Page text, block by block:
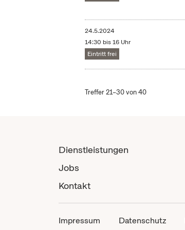
24.5.2024
14:30 bis 16 Uhr
Eintritt frei
Treffer 21–30 von 40
Dienstleistungen
Jobs
Kontakt
Impressum Datenschutz